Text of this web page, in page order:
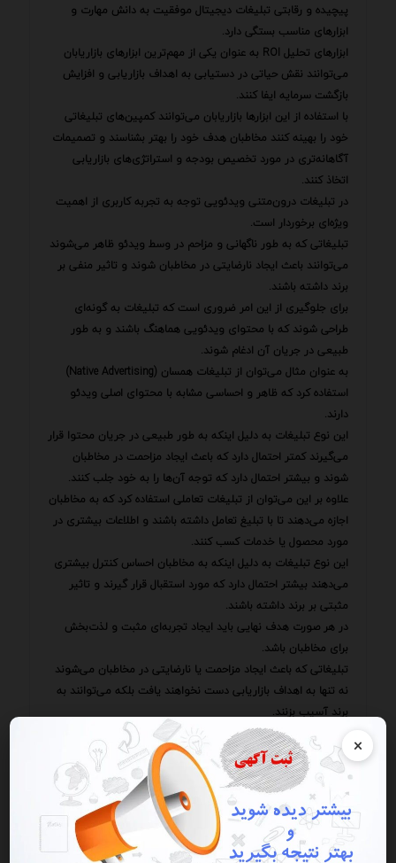
×
پیچیده و رقابتی تبلیغات دیجیتال موفقیت به دانش مهارت و
ابزارهای مناسب بستگی دارد.
ابزارهای تحلیل ROI به عنوان یکی از مهم‌ترین ابزارهای بازاریابان
می‌توانند نقش حیاتی در دستیابی به اهداف بازاریابی و افزایش
بازگشت سرمایه ایفا کنند.
با استفاده از این ابزارها بازاریابان می‌توانند کمپین‌های تبلیغاتی
خود را بهینه کنند مخاطبان هدف خود را بهتر بشناسند و تصمیمات
آگاهانه‌تری در مورد تخصیص بودجه و استراتژی‌های بازاریابی
اتخاذ کنند.
در تبلیغات درون‌متنی ویدئویی توجه به تجربه کاربری از اهمیت
ویژه‌ای برخوردار است.
تبلیغاتی که به طور ناگهانی و مزاحم در وسط ویدئو ظاهر می‌شوند
می‌توانند باعث ایجاد نارضایتی در مخاطبان شوند و تاثیر منفی بر
برند داشته باشند.
برای جلوگیری از این امر ضروری است که تبلیغات به گونه‌ای
طراحی شوند که با محتوای ویدئویی هماهنگ باشند و به طور
طبیعی در جریان آن ادغام شوند.
به عنوان مثال می‌توان از تبلیغات همسان (Native Advertising)
استفاده کرد که ظاهر و احساسی مشابه با محتوای اصلی ویدئو
دارند.
این نوع تبلیغات به دلیل اینکه به طور طبیعی در جریان محتوا قرار
می‌گیرند کمتر احتمال دارد که باعث ایجاد مزاحمت در مخاطبان
شوند و بیشتر احتمال دارد که توجه آن‌ها را به خود جلب کنند.
علاوه بر این می‌توان از تبلیغات تعاملی استفاده کرد که به مخاطبان
اجازه می‌دهند تا با تبلیغ تعامل داشته باشند و اطلاعات بیشتری در
مورد محصول یا خدمات کسب کنند.
این نوع تبلیغات به دلیل اینکه به مخاطبان احساس کنترل بیشتری
می‌دهند بیشتر احتمال دارد که مورد استقبال قرار گیرند و تاثیر
مثبتی بر برند داشته باشند.
در هر صورت هدف نهایی باید ایجاد تجربه‌ای مثبت و لذت‌بخش
برای مخاطبان باشد.
تبلیغاتی که باعث ایجاد مزاحمت یا نارضایتی در مخاطبان می‌شوند
نه تنها به اهداف بازاریابی دست نخواهند یافت بلکه می‌توانند به
برند آسیب بزنند.
یکی از چالش‌های اصلی در تبلیغات درون‌متنی ویدئویی اندازه‌گیری
دقیق تاثیرگذاری تبلیغات بر رفتار مخاطبان است.
در حالی که ابزارهای تحلیل ROI می‌توانند اطلاعات مفیدی در مورد
نرخ کلیک نرخ تبدیل و سایر شاخص‌های عملکرد ارائه دهند اما
نمی‌توانند به طور کامل تاثیر تبلیغات بر آگاهی از برند ترجیحات
مصرف‌کننده و وفاداری به برند را اندازه‌گیری کنند.